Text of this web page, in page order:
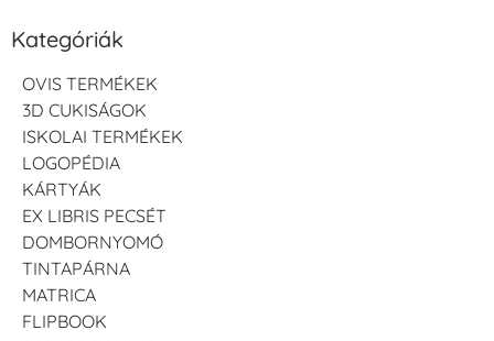
Kategóriák
OVIS TERMÉKEK
3D CUKISÁGOK
ISKOLAI TERMÉKEK
LOGOPÉDIA
KÁRTYÁK
EX LIBRIS PECSÉT
DOMBORNYOMÓ
TINTAPÁRNA
MATRICA
FLIPBOOK